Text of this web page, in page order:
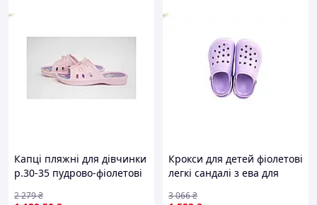
Капці пляжні для дівчинки
р.30-35 пудрово-фіолетові
відпочинку на пляжі
2 279₴
Крокси для детей фіолетові
легкі сандалі з ева для
вулиці
3 066₴